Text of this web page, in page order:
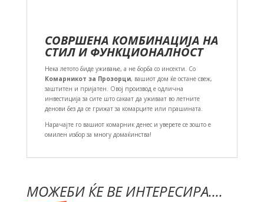
СОВРШЕНА КОМБИНАЦИЈА НА
СТИЛ И ФУНКЦИОНАЛНОСТ
Нека летото биде уживање, а не борба со инсекти. Со
Комарникот за Прозорци, вашиот дом ќе остане свеж,
заштитен и пријатен. Овој производ е одлична
инвестиција за сите што сакаат да уживаат во летните
денови без да се грижат за комарците или прашината.
Нарачајте го вашиот комарник денес и уверете се зошто е
омилен избор за многу домаќинства!
МОЖЕБИ ЌЕ ВЕ ИНТЕРЕСИРА....